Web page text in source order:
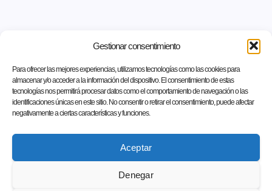
Gestionar consentimiento
Para ofrecer las mejores experiencias, utilizamos tecnologías como las cookies para
almacenar y/o acceder a la información del dispositivo. El consentimiento de estas
tecnologías nos permitirá procesar datos como el comportamiento de navegación o las
identificaciones únicas en este sitio. No consentir o retirar el consentimiento, puede afectar
negativamente a ciertas características y funciones.
Aceptar
Denegar